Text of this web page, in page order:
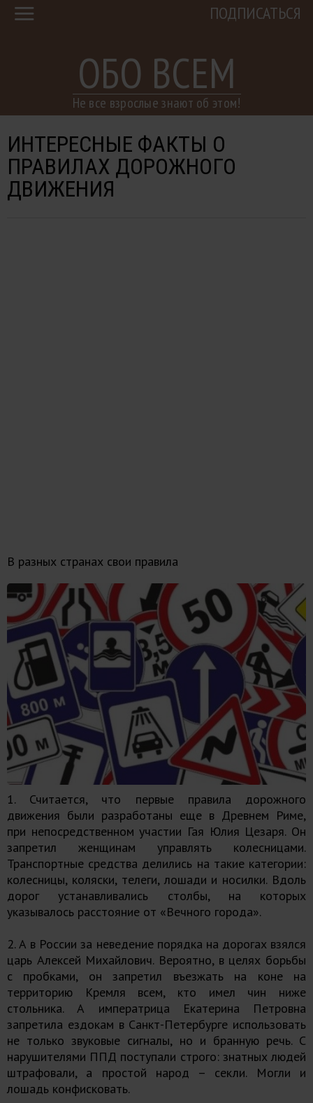
ОБО ВСЕМ
Не все взрослые знают об этом!
ПОДПИСАТЬСЯ
ИНТЕРЕСНЫЕ ФАКТЫ О
ПРАВИЛАХ ДОРОЖНОГО
ДВИЖЕНИЯ
В разных странах свои правила
1. Считается, что первые правила дорожного
движения были разработаны еще в Древнем Риме,
при непосредственном участии Гая Юлия Цезаря. Он
запретил женщинам управлять колесницами.
Транспортные средства делились на такие категории:
колесницы, коляски, телеги, лошади и носилки. Вдоль
дорог устанавливались столбы, на которых
указывалось расстояние от «Вечного города».
2. А в России за неведение порядка на дорогах взялся
царь Алексей Михайлович. Вероятно, в целях борьбы
с пробками, он запретил въезжать на коне на
территорию Кремля всем, кто имел чин ниже
стольника. А императрица Екатерина Петровна
запретила ездокам в Санкт-Петербурге использовать
не только звуковые сигналы, но и бранную речь. С
нарушителями ППД поступали строго: знатных людей
штрафовали, а простой народ – секли. Могли и
лошадь конфисковать.